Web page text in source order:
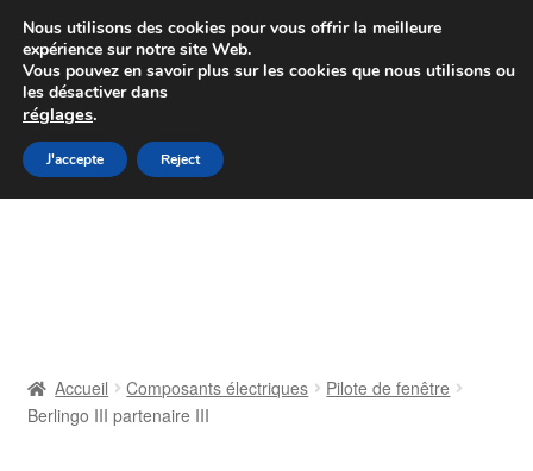
Colissimo livraison à partir de 7 EUR
Du lundi au vendredi de 9 h à 16 h
Aller
à
Aller
au
Contact
Accueil Composants électriques
Pilote de fenêtre
Berlingo III partenaire III
Nous utilisons des cookies pour vous offrir la meilleure
expérience sur notre site Web.
Vous pouvez en savoir plus sur les cookies que nous utilisons ou
les désactiver dans
réglages.
J'accepte Reject